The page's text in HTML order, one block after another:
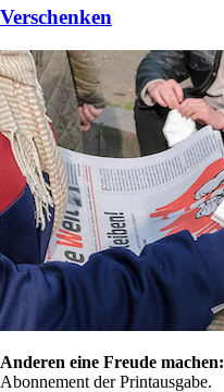
Verschenken
Anderen eine Freude machen:
Abonnement der Printausgabe.